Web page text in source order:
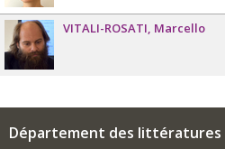
VITALI-ROSATI Marcello
Département des littératures